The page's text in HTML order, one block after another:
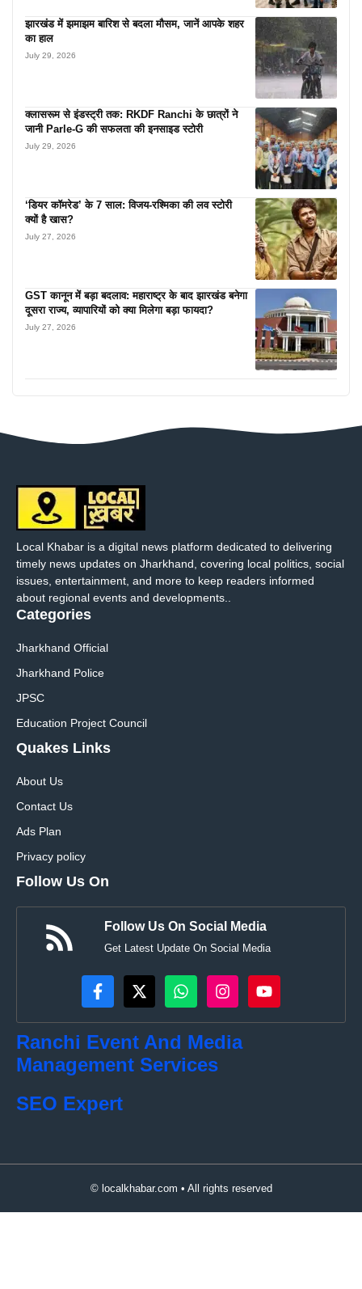
झारखंड में झमाझम बारिश से बदला मौसम, जानें आपके शहर
का हाल
July 29, 2026
क्लासरूम से इंडस्ट्री तक: RKDF Ranchi के छात्रों ने
जानी Parle-G की सफलता की इनसाइड स्टोरी
July 29, 2026
‘डियर कॉमरेड’ के 7 साल: विजय-रश्मिका की लव स्टोरी
क्यों है खास?
July 27, 2026
GST कानून में बड़ा बदलाव: महाराष्ट्र के बाद झारखंड बनेगा
दूसरा राज्य, व्यापारियों को क्या मिलेगा बड़ा फायदा?
July 27, 2026
Local Khabar is a digital news platform dedicated to delivering
timely news updates on Jharkhand, covering local politics, social
issues, entertainment, and more to keep readers informed
about regional events and developments..
Categories
Jharkhand Official
Jharkhand Police
JPSC
Education Project Council
Quakes Links
About Us
Contact Us
Ads Plan
Privacy policy
Follow Us On
Follow Us On Social Media
Get Latest Update On Social Media
Ranchi Event And Media
Management Services
SEO Expert
© localkhabar.com • All rights reserved